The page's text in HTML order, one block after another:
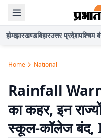
होमझारखण्डबिहारउत्तर प्रदेशपश्चिम
Home National
Rainfall
का कहर, इन राज्यों
स्कूल-कॉलेज बंद,